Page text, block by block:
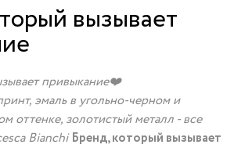
вызывает
привыкание❤️
эмаль в угольно-черном и
оттенке, золотистый металл - все
Bianchi Бренд, который вызывает